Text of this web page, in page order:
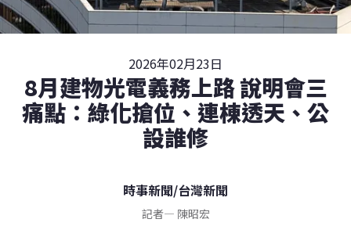
2026年02月23日
8月建物光電義務上路 說明會三
痛點：綠化搶位、連棟透天、公
設誰修
時事新聞/台灣新聞
記者— 陳昭宏